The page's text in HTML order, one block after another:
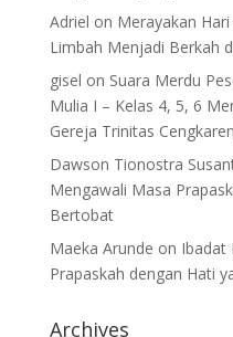
Adriel on Merayakan
Limbah Menjadi Berkah
gisel on Suara Merdu
Mulia I – Kelas 4, 5, 6
Gereja Trinitas
Dawson Tionostra
Mengawali Masa
Bertobat
Maeka Arunde on Ibadat
Prapaskah dengan Hati
Archives